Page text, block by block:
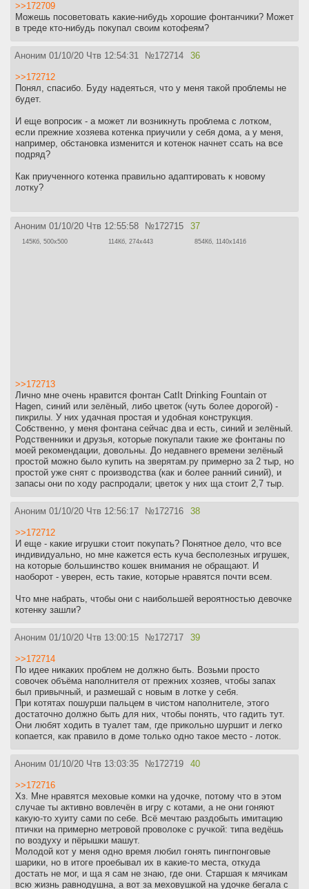
>>172709
Можешь посоветовать какие-нибудь хорошие фонтанчики? Может
в треде кто-нибудь покупал своим котофеям?
Аноним 01/10/20 Чтв 12:54:31 №172714 36
>>172712
Понял, спасибо. Буду надеяться, что у меня такой проблемы не
будет.
И еще вопросик - а может ли возникнуть проблема с лотком,
если прежние хозяева котенка приучили у себя дома, а у меня,
например, обстановка изменится и котенок начнет ссать на все
подряд?
Как приученного котенка правильно адаптировать к новому
лотку?
Аноним 01/10/20 Чтв 12:55:58 №172715 37
145Кб, 500x500 114Кб, 274x443 854Кб, 1140x1416
>>172713
Лично мне очень нравится фонтан CatIt Drinking Fountain от
Hagen, синий или зелёный, либо цветок (чуть более дорогой) -
пикрилы. У них удачная простая и удобная конструкция.
Собственно, у меня фонтана сейчас два и есть, синий и зелёный.
Родственники и друзья, которые покупали такие же фонтаны по
моей рекомендации, довольны. До недавнего времени зелёный
простой можно было купить на зверятам.ру примерно за 2 тыр, но
простой уже снят с производства (как и более ранний синий), и
запасы они по ходу распродали; цветок у них ща стоит 2,7 тыр.
Аноним 01/10/20 Чтв 12:56:17 №172716 38
>>172712
И еще - какие игрушки стоит покупать? Понятное дело, что все
индивидуально, но мне кажется есть куча бесполезных игрушек,
на которые большинство кошек внимания не обращают. И
наоборот - уверен, есть такие, которые нравятся почти всем.
Что мне набрать, чтобы они с наибольшей вероятностью девочке
котенку зашли?
Аноним 01/10/20 Чтв 13:00:15 №172717 39
>>172714
По идее никаких проблем не должно быть. Возьми просто
совочек объёма наполнителя от прежних хозяев, чтобы запах
был привычный, и размешай с новым в лотке у себя.
При котятах пошурши пальцем в чистом наполнителе, этого
достаточно должно быть для них, чтобы понять, что гадить тут.
Они любят ходить в туалет там, где прикольно шуршит и легко
копается, как правило в доме только одно такое место - лоток.
Аноним 01/10/20 Чтв 13:03:35 №172719 40
>>172716
Хз. Мне нравятся меховые комки на удочке, потому что в этом
случае ты активно вовлечён в игру с котами, а не они гоняют
какую-то хуиту сами по себе. Всё мечтаю раздобыть имитацию
птички на примерно метровой проволоке с ручкой: типа ведёшь
по воздуху и пёрышки машут.
Молодой кот у меня одно время любил гонять пингпонговые
шарики, но в итоге проебывал их в какие-то места, откуда
достать не мог, и ща я сам не знаю, где они. Старшая к мячикам
всю жизнь равнодушна, а вот за меховушкой на удочке бегала с